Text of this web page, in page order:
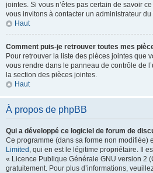
jointes. Si vous n’êtes pas certain de savoir
vous invitons à contacter un administrateur du
Haut
Comment puis-je retrouver toutes mes
Pour retrouver la liste des pièces jointes que
vous rendre dans le panneau de contrôle de
la section des pièces jointes.
Haut
À propos de phpBB
Qui a développé ce logiciel de forum de
Ce programme (dans sa forme non modifiée)
Limited , qui en est le légitime propriétaire. Il
« Licence Publique Générale GNU version 2
gratuitement. Pour plus d’informations,